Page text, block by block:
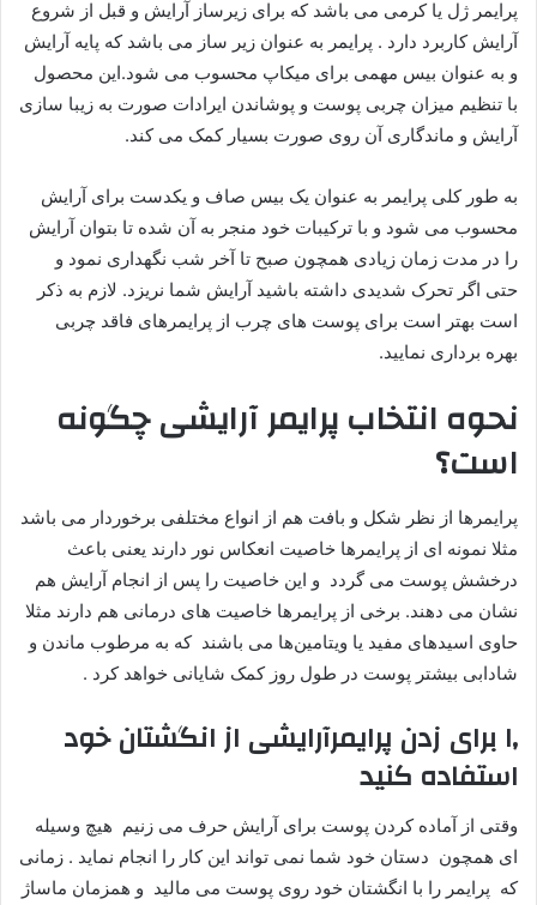
پرایمر ژل یا کرمی می باشد که برای زیرساز آرایش و قبل از شروع
آرایش کاربرد دارد . پرايمر به عنوان زير ساز می باشد که پايه آرايش
و به عنوان بيس مهمی براى ميكاپ محسوب می شود.این محصول
با تنظیم میزان چربی پوست و پوشاندن ایرادات صورت به زیبا سازی
آرایش و ماندگاری آن روی صورت بسیار کمک می کند.
به طور کلی پرایمر به عنوان یک بیس صاف و یکدست برای آرایش
محسوب می شود و با ترکیبات خود منجر به آن شده تا بتوان آرایش
را در مدت زمان زیادی همچون صبح تا آخر شب نگهداری نمود و
حتی اگر تحرک شدیدی داشته باشید آرایش شما نریزد. لازم به ذکر
است بهتر است برای پوست های چرب از پرایمرهای فاقد چربی
بهره برداری نمایید.
نحوه انتخاب پرایمر آرایشی چگونه
است؟
پرایمرها از نظر شکل و بافت هم از انواع مختلفی برخوردار می باشد
مثلا نمونه ای از پرایمرها خاصیت انعکاس نور دارند یعنی باعث
درخشش پوست می گردد و این خاصیت را پس از انجام آرایش هم
نشان می ‌دهند. برخی از پرایمرها خاصیت‌ های درمانی هم دارند مثلا
حاوی اسیدهای مفید یا ویتامین‌ها می باشند که به مرطوب ماندن و
شادابی بیشتر پوست در طول روز کمک شایانی خواهد کرد .
۱٫ برای زدن پرایمرآرایشی از انگشتان خود
استفاده کنید
وقتی از آماده کردن پوست برای آرایش حرف می زنیم هیچ وسیله
‌ای همچون دستان خود شما نمی ‌تواند این کار را انجام نماید . زمانی
که پرایمر را با انگشتان خود روی پوست می مالید و همزمان ماساژ